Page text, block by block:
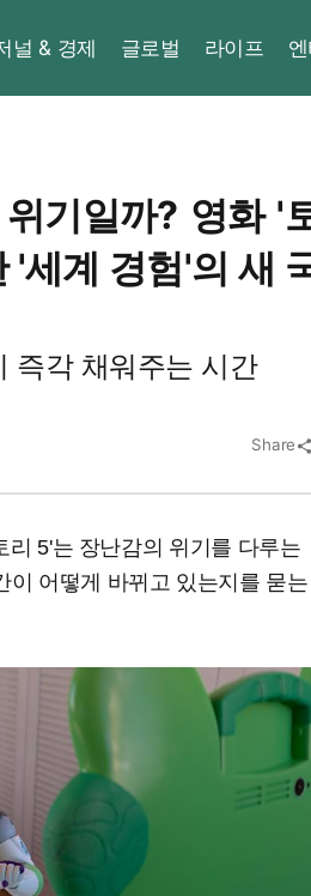
널 & 경제 글로벌 라이프
기일까? 영화 '
'세계 경험'의 새
즉각 채워주는 시간
Share share
5'는 장난감의 위기를 다루는
이 어떻게 바뀌고 있는지를 묻는